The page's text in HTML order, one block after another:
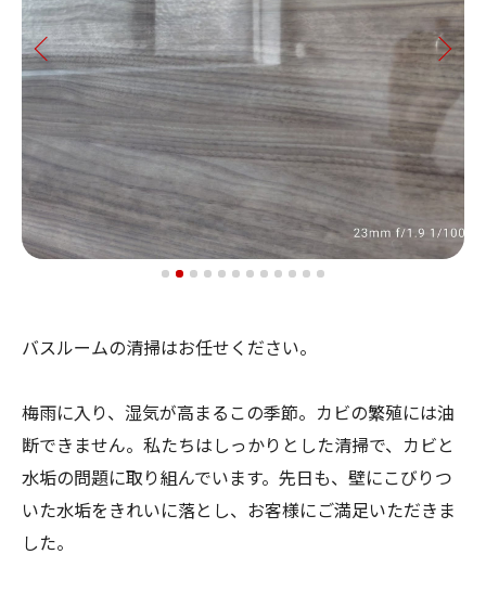
バスルームの清掃はお任せください。
梅雨に入り、湿気が高まるこの季節。カビの繁殖には油
断できません。私たちはしっかりとした清掃で、カビと
水垢の問題に取り組んでいます。先日も、壁にこびりつ
いた水垢をきれいに落とし、お客様にご満足いただきま
した。